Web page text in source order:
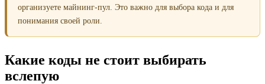
организуете майнинг-пул. Это важно для выбора кода и для
понимания своей роли.
Какие коды не стоит выбирать
вслепую